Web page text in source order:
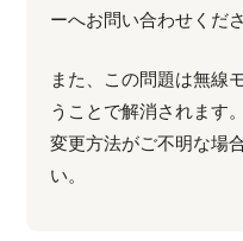
ーへお問い合わせくださ
また、この問題は無線
うことで解消されます。
変更方法がご不明な場
い。